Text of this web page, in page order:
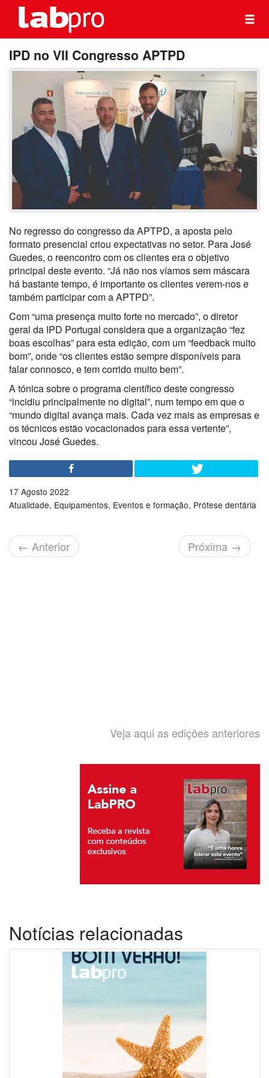
IPD no VII Congresso APTPD
No regresso do congresso da APTPD, a aposta pelo
formato presencial criou expectativas no setor. Para José
Guedes, o reencontro com os clientes era o objetivo
principal deste evento. “Já não nos víamos sem máscara
há bastante tempo, é importante os clientes verem-nos e
também participar com a APTPD”.
Com “uma presença muito forte no mercado”, o diretor
geral da IPD Portugal considera que a organização “fez
boas escolhas” para esta edição, com um “feedback muito
bom”, onde “os clientes estão sempre disponíveis para
falar connosco, e tem corrido muito bem”.
A tónica sobre o programa científico deste congresso
“incidiu principalmente no digital”, num tempo em que o
“mundo digital avança mais. Cada vez mais as empresas e
os técnicos estão vocacionados para essa vertente”,
vincou José Guedes.
17 Agosto 2022
Atualidade Equipamentos Eventos e formação Prótese dentária
← Anterior Próxima →
Veja aqui as edições anteriores
Notícias relacionadas